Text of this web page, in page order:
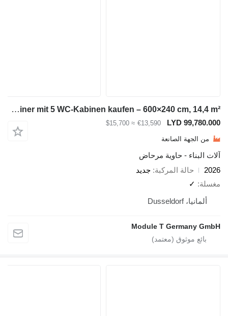
Module-T Toilettencontainer mit 5 WC-Kabinen kaufen – 600×240 cm, 14,4 m²
LYD
€13,590
≈ $15,700
الصانعة
- حاوية مرحاض
المركبة
جديد
Module T